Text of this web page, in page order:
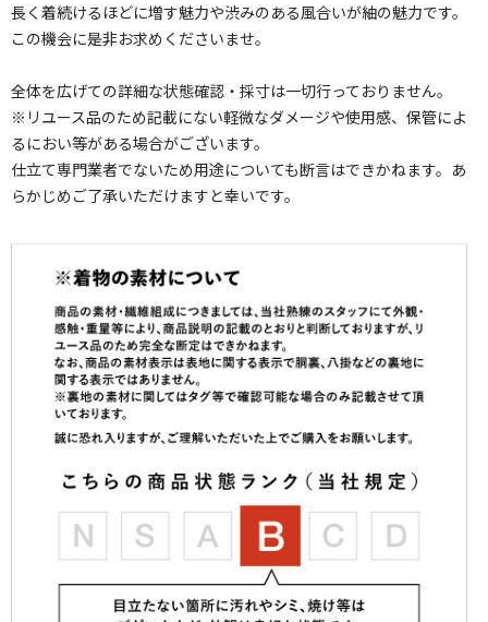
長く着続けるほどに増す魅力や渋みのある風合いが紬の魅力です。
この機会に是非お求めくださいませ。
全体を広げての詳細な状態確認・採寸は一切行っておりません。
※リユース品のため記載にない軽微なダメージや使用感、保管によ
るにおい等がある場合がございます。
仕立て専門業者でないため用途についても断言はできかねます。あ
らかじめご了承いただけますと幸いです。